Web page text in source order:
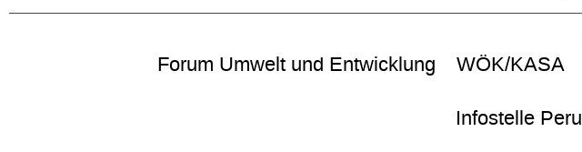
Forum Umwelt und Entwicklung WÖK/KASA
Infostelle Peru